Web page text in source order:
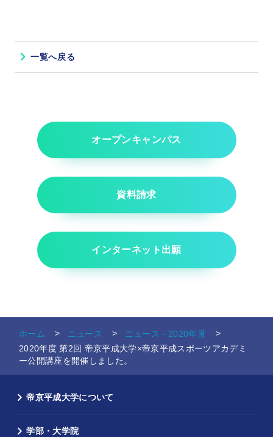
一覧へ戻る
オープンキャンパス
資料請求
インターネット出願
ホーム ニュース
ニュース - 2020年度
2020年度 第2回 帝京平成大学×帝京平成スポーツアカデミ
ー公開講座を開催しました。
帝京平成大学について
学部・大学院